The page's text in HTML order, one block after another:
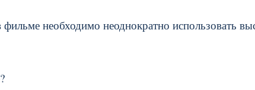
необходимо неоднократно использовать